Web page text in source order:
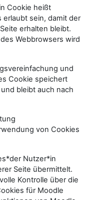
Cookie heißt
erlaubt sein, damit der
erhalten bleibt.
Webbrowsers wird
und
Cookie speichert
bleibt auch nach
von Cookies
Nutzer*in
Seite übermittelt.
Kontrolle über die
für Moodle